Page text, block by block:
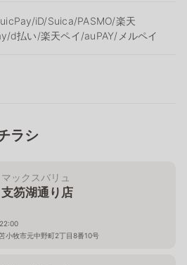
iD/Suica/PASMO/楽天
d払い/楽天ペイ/auPAY/メルペイ
ラシ
マックスバリュ
支笏湖通り店
小牧市元中野町2丁目8番10号